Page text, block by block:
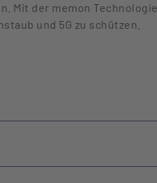
Mit der memon
und 5G zu schützen.